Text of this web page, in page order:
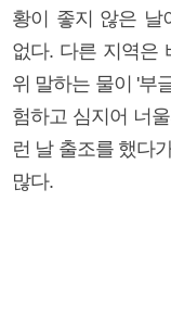
황이 좋지 않은 날
없다. 다른 지역은
위 말하는 물이 '부
험하고 심지어 너
런 날 출조를 했다
많다.